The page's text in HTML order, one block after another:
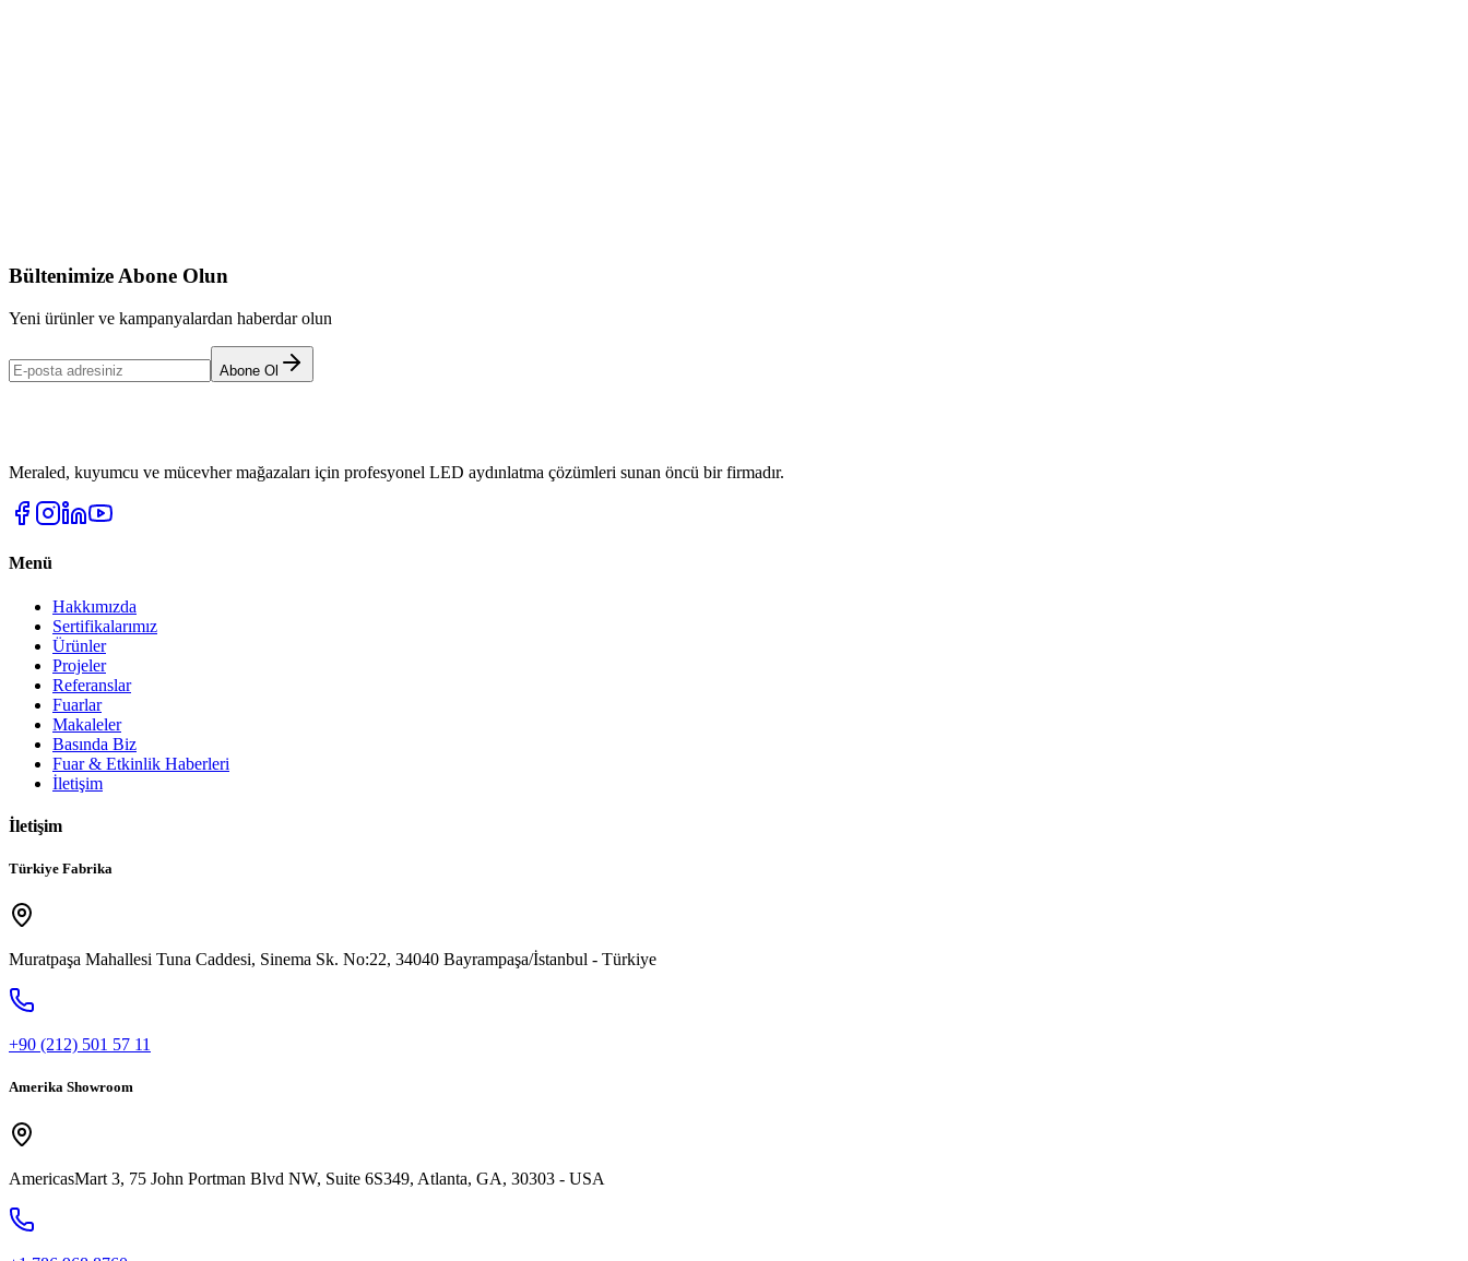
Bültenimize Abone Olun
Yeni ürünler ve kampanyalardan haberdar olun
Abone Ol
Meraled, kuyumcu ve mücevher mağazaları için profesyonel LED aydınlatma çözümleri sunan öncü bir firmadır.
Menü
Hakkımızda
Sertifikalarımız
Ürünler
Projeler
Referanslar
Fuarlar
Makaleler
Basında Biz
Fuar & Etkinlik Haberleri
İletişim
İletişim
Türkiye Fabrika
Muratpaşa Mahallesi Tuna Caddesi, Sinema Sk. No:22, 34040 Bayrampaşa/İstanbul - Türkiye
+90 (212) 501 57 11
Amerika Showroom
AmericasMart 3, 75 John Portman Blvd NW, Suite 6S349, Atlanta, GA, 30303 - USA